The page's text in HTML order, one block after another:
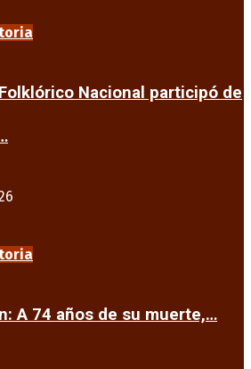
Nacional participó de
A 74 años de su muerte,…